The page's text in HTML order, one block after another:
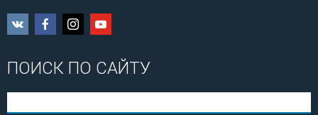
ПОИСК ПО САЙТУ